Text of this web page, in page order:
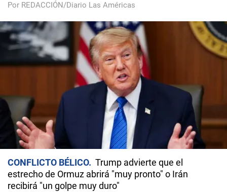
Por REDACCIÓN/Diario Las Américas
CONFLICTO BÉLICO
Trump advierte que el
estrecho de Ormuz abrirá "muy pronto" o Irán
recibirá "un golpe muy duro"